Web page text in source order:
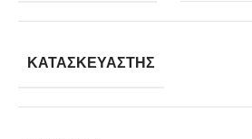
ΚΑΤΑΣΚΕΥΑΣΤΉΣ